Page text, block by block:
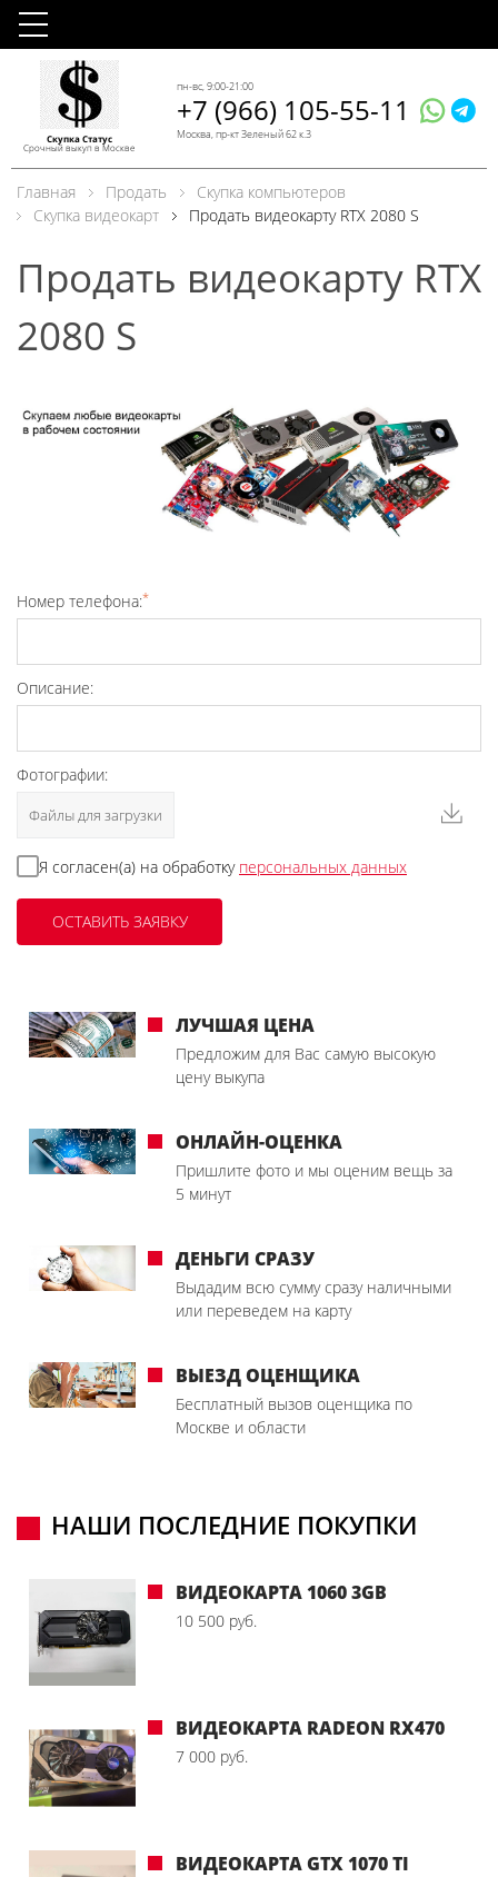
Скупка Статус
Срочный выкуп в Москве
пн-вс, 9:00-21:00
+7 (966) 105-55-11
Москва, пр-кт Зеленый 62 к.3
Главная Продать
Скупка компьютеров
Скупка видеокарт
Продать видеокарту RTX 2080 S
Продать видеокарту RTX
2080 S
Номер телефона:*
Описание:
Фотографии:
Файлы для загрузки
Я согласен(а) на обработку персональных данных
ЛУЧШАЯ ЦЕНА
Предложим для Вас самую высокую
цену выкупа
ОНЛАЙН-ОЦЕНКА
Пришлите фото и мы оценим вещь за
5 минут
ДЕНЬГИ СРАЗУ
Выдадим всю сумму сразу наличными
или переведем на карту
ВЫЕЗД ОЦЕНЩИКА
Бесплатный вызов оценщика по
Москве и области
НАШИ ПОСЛЕДНИЕ ПОКУПКИ
ВИДЕОКАРТА 1060 3GB
10 500 руб.
ВИДЕОКАРТА RADEON RX470
7 000 руб.
ВИДЕОКАРТА GTX 1070 TI